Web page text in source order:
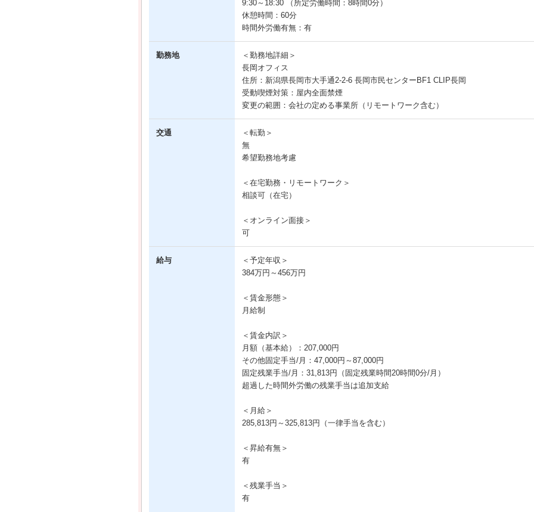
9:30～18:30 （所定労働時間：8時間0分）
休憩時間：60分
時間外労働有無：有
勤務地
＜勤務地詳細＞
長岡オフィス
住所：新潟県長岡市大手通2-2-6 長岡市民センターBF1 CLIP長岡
受動喫煙対策：屋内全面禁煙
変更の範囲：会社の定める事業所（リモートワーク含む）
交通
＜転勤＞
無
希望勤務地考慮
＜在宅勤務・リモートワーク＞
相談可（在宅）
＜オンライン面接＞
可
給与
＜予定年収＞
384万円～456万円
＜賃金形態＞
月給制
＜賃金内訳＞
月額（基本給）：207,000円
その他固定手当/月：47,000円～87,000円
固定残業手当/月：31,813円（固定残業時間20時間0分/月）
超過した時間外労働の残業手当は追加支給
＜月給＞
285,813円～325,813円（一律手当を含む）
＜昇給有無＞
有
＜残業手当＞
有